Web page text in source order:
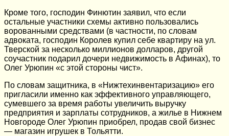
Кроме того, господин Финютин заявил, что если
остальные участники схемы активно пользовались
ворованными средствами (в частности, по словам
адвоката, господин Королев купил себе квартиру на ул.
Тверской за несколько миллионов долларов, другой
соучастник подарил дочери недвижимость в Афинах), то
Олег Урюпин «с этой стороны чист».
По словам защитника, в «Нижтехинвентаризацию» его
пригласили именно как эффективного управляющего,
сумевшего за время работы увеличить выручку
предприятия и зарплаты сотрудников, а жилье в Нижнем
Новгороде Олег Урюпин приобрел, продав свой бизнес
— магазин игрушек в Тольятти.